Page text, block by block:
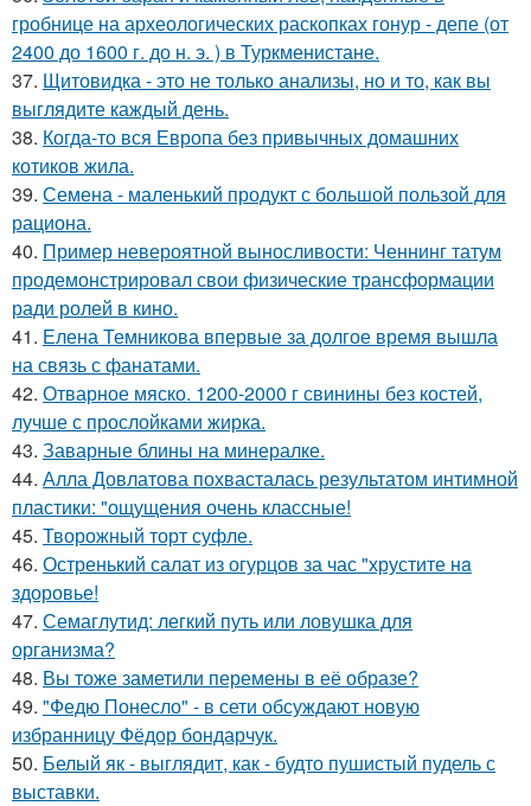
гробнице на археологических раскопках гонур - депе (от
2400 до 1600 г. до н. э. ) в Туркменистане.
37. Щитовидка - это не только анализы, но и то, как вы
выглядите каждый день.
38. Когда-то вся Европа без привычных домашних
котиков жила.
39. Семена - маленький продукт с большой пользой для
рациона.
40. Пример невероятной выносливости: Ченнинг татум
продемонстрировал свои физические трансформации
ради ролей в кино.
41. Елена Темникова впервые за долгое время вышла
на связь с фанатами.
42. Отварное мяско. 1200-2000 г свинины без костей,
лучше с прослойками жирка.
43. Заварные блины на минералке.
44. Алла Довлатова похвасталась результатом интимной
пластики: "ощущения очень классные!
45. Творожный торт суфле.
46. Остренький салат из огурцов за час "хрустите нa
здоровье!
47. Семаглутид: легкий путь или ловушка для
организма?
48. Вы тоже заметили перемены в её образе?
49. "Федю Понесло" - в сети обсуждают новую
избранницу Фёдор бондарчук.
50. Белый як - выглядит, как - будто пушистый пудель с
выставки.